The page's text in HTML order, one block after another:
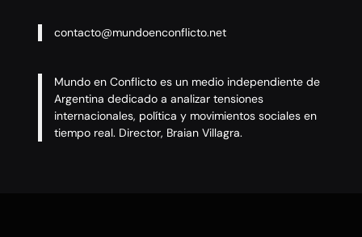
contacto@mundoenconflicto.net
Mundo en Conflicto es un medio independiente de
Argentina dedicado a analizar tensiones
internacionales, política y movimientos sociales en
tiempo real. Director, Braian Villagra.